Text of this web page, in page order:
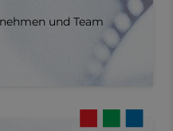
und Team